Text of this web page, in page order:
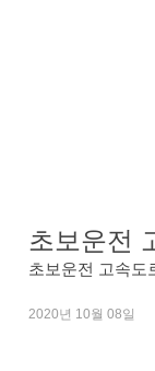
초보운전
초보운전 고속도
2020년 10월 08일